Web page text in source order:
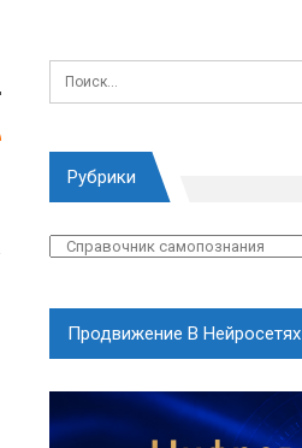
Рубрики
Рубрики
Продвижение В Нейросетях